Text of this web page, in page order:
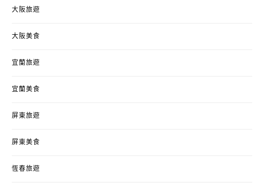
大阪旅遊
大阪美食
宜蘭旅遊
宜蘭美食
屏東旅遊
屏東美食
恆春旅遊